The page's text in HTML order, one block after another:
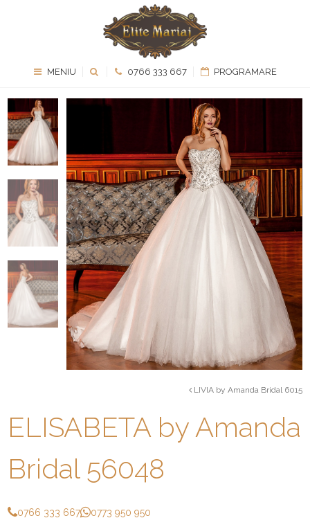
MENIU 0766 333 667 PROGRAMARE
LIVIA by Amanda Bridal 6015
ELISABETA by Amanda
Bridal 56048
0766 333 667 0773 950 950